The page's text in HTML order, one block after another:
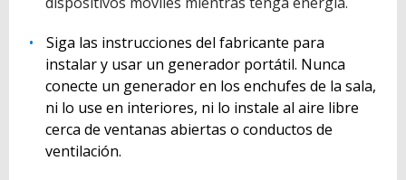
Siga las instrucciones del fabricante para
instalar y usar un generador portátil. Nunca
conecte un generador en los enchufes de la sala,
ni lo use en interiores, ni lo instale al aire libre
cerca de ventanas abiertas o conductos de
ventilación.